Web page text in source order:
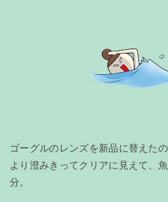
ゴーグルのレンズを新品に替えた
より澄みきってクリアに見えて、
分。